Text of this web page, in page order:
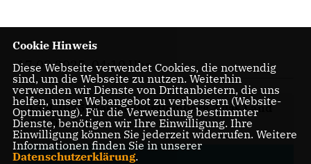
17.09.2025, 04:10 Uhr
15.9.2025: Baden-Württemberg ? das Land
der Denker!
Cookie Hinweis
Diese Webseite verwendet Cookies, die notwendig
sind, um die Webseite zu nutzen. Weiterhin
verwenden wir Dienste von Drittanbietern, die uns
helfen, unser Webangebot zu verbessern (Website-
Optmierung). Für die Verwendung bestimmter
Dienste, benötigen wir Ihre Einwilligung. Ihre
Einwilligung können Sie jederzeit widerrufen. Weitere
Informationen finden Sie in unserer
Datenschutzerklärung.